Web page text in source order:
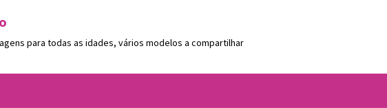
para todas as idades, vários modelos a compartilhar